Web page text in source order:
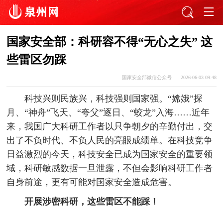
国家安全部：科研容不得“无心之失”​ 这
些雷区勿踩
国家安全部微信公众号 2026-06-03 09:48
科技兴则民族兴，科技强则国家强。“嫦娥”探
月、“神舟”飞天、“夸父”逐日、“蛟龙”入海……近年
来，我国广大科研工作者以只争朝夕的辛勤付出，交
出了不负时代、不负人民的亮眼成绩单。在科技竞争
日益激烈的今天，科技安全已成为国家安全的重要领
域，科研敏感数据一旦泄露，不但会影响科研工作者
自身前途，更有可能对国家安全造成危害。
开展涉密科研，这些雷区不能踩！